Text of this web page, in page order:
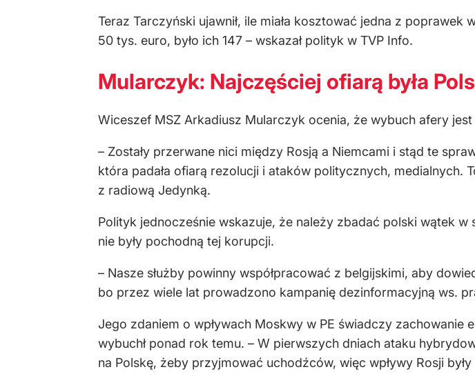
Teraz Tarczyński ujawnił, ile miała kosztować jedna z
50 tys. euro, było ich 147 – wskazał polityk w TVP Info.
Mularczyk: Najczęściej ofiarą była
Wiceszef MSZ Arkadiusz Mularczyk ocenia, że wybuch afery
– Zostały przerwane nici między Rosją a Niemcami i stąd te
która padała ofiarą rezolucji i ataków politycznych, medialnych.
z radiową Jedynką.
Polityk jednocześnie wskazuje, że należy zbadać polski wątek
nie były pochodną tej korupcji.
– Nasze służby powinny współpracować z belgijskimi, aby
bo przez wiele lat prowadzono kampanię dezinformacyjną ws.
Jego zdaniem o wpływach Moskwy w PE świadczy zachowanie
wybuchł ponad rok temu. – W pierwszych dniach ataku
na Polskę, żeby przyjmować uchodźców, więc wpływy Rosji